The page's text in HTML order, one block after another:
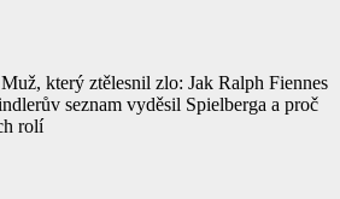
Muž, který ztělesnil zlo: Jak Ralph Fiennes
seznam vyděsil Spielberga a proč
rolí